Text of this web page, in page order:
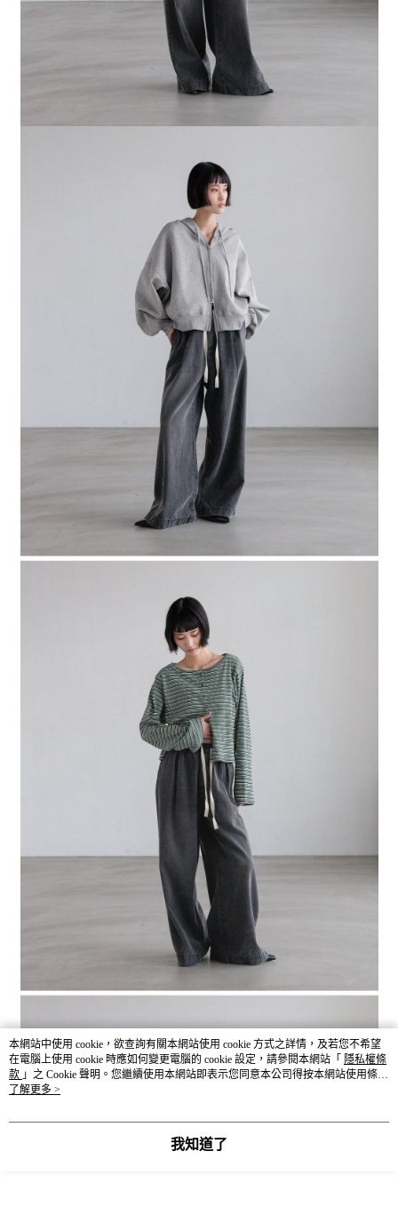
本網站中使用 cookie，欲查詢有關本網站使用 cookie 方式之詳情，及若您不希望
在電腦上使用 cookie 時應如何變更電腦的 cookie 設定，請參閱本網站「 隱私權條
款 」之 Cookie 聲明。您繼續使用本網站即表示您同意本公司得按本網站使用條款
之 Cookie 聲明使用 cookie。
了解更多 >
我知道了